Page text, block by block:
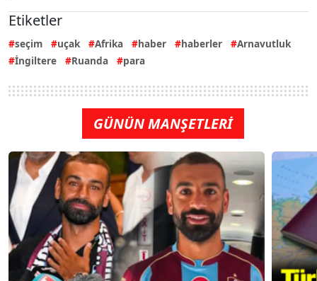
Etiketler
seçim uçak Afrika haber haberler
Arnavutluk
İngiltere
Ruanda para
GÜNÜN MANŞETLERİ